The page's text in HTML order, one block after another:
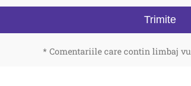
Trimite
* Comentariile care contin limbaj